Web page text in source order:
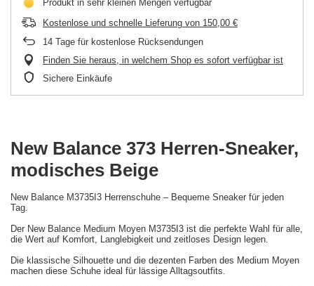
Produkt in sehr kleinen Mengen verfügbar
Kostenlose und schnelle Lieferung von 150,00 €
14 Tage für kostenlose Rücksendungen
Finden Sie heraus, in welchem Shop es sofort verfügbar ist
Sichere Einkäufe
New Balance 373 Herren-Sneaker,
modisches Beige
New Balance M3735I3 Herrenschuhe – Bequeme Sneaker für jeden
Tag.
Der New Balance Medium Moyen M3735I3 ist die perfekte Wahl für alle,
die Wert auf Komfort, Langlebigkeit und zeitloses Design legen.
Die klassische Silhouette und die dezenten Farben des Medium Moyen
machen diese Schuhe ideal für lässige Alltagsoutfits.